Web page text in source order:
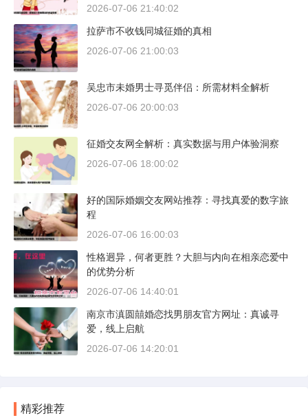
2026-07-06 21:40:02
拉萨市不收钱同城征婚的真相
2026-07-06 21:00:03
吴忠市未婚男士寻觅伴侣：所需材料全解析
2026-07-06 20:00:03
征婚交友网全解析：真实数据与用户体验洞察
2026-07-06 18:00:02
好的国际婚姻交友网站推荐：寻找真爱的数字旅
程
2026-07-06 16:00:03
性格迥异，何者更胜？大胆与内向在相亲恋爱中
的优势分析
2026-07-06 14:40:01
南京市滇圆囍婚恋找男朋友官方网址：真诚寻
爱，线上启航
2026-07-06 14:20:01
精彩推荐